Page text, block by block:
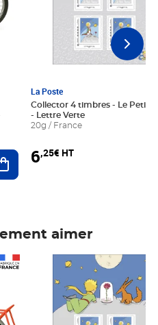
Ajouter au panier
La Poste
Collector 4 timbres - Le Petit
- Lettre Verte
20g / France
6,25€ HT
aimer
Prix 6,25€ HT